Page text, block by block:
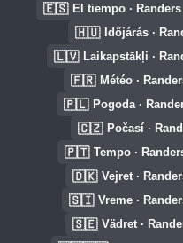
🇪🇸 El tiempo · Randers
🇭🇺 Időjárás ·
🇱🇻 Laikapstākļi ·
🇫🇷 Météo ·
🇵🇱 Pogoda ·
🇨🇿 Počasí ·
🇵🇹 Tempo ·
🇩🇰 Vejret ·
🇸🇮 Vreme ·
🇸🇪 Vädret ·